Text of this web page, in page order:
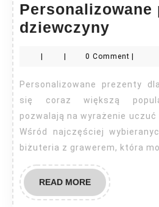
Personalizowane
dziewczyny
dla
0 Comment
Personalizowane prezenty dla dziewczyny cieszą
się coraz większą
pozwalają na wyrażenie
Wśród najczęściej
biżuteria z grawerem, która
READ MOREREAD
MORE